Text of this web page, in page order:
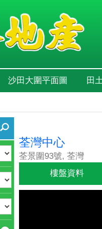
沙田大圍平面圖 田
荃灣中心
荃景圍93號, 荃灣
樓盤資料